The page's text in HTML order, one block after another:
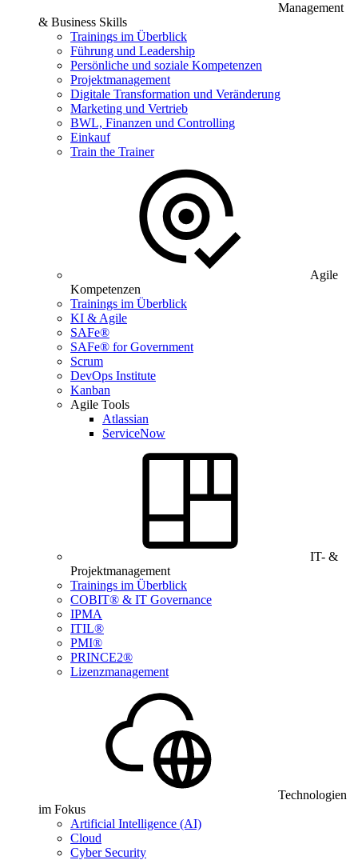
Management
& Business Skills
Trainings im Überblick
Führung und Leadership
Persönliche und soziale Kompetenzen
Projektmanagement
Digitale Transformation und Veränderung
Marketing und Vertrieb
BWL, Finanzen und Controlling
Einkauf
Train the Trainer
Agile
Kompetenzen
Trainings im Überblick
KI & Agile
SAFe®
SAFe® for Government
Scrum
DevOps Institute
Kanban
Agile Tools
Atlassian
ServiceNow
IT- &
Projektmanagement
Trainings im Überblick
COBIT® & IT Governance
IPMA
ITIL®
PMI®
PRINCE2®
Lizenzmanagement
Technologien
im Fokus
Artificial Intelligence (AI)
Cloud
Cyber Security